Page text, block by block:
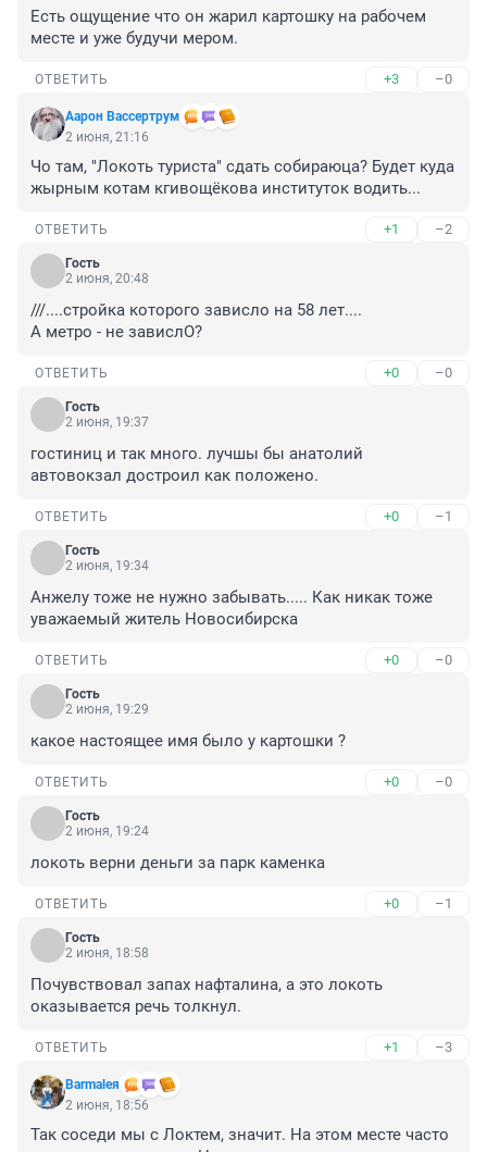
Есть ощущение что он жарил картошку на рабочем
месте и уже будучи мером.
ОТВЕТИТЬ +3 –0
Аарон Вассертрум
2 июня, 21:16
Чо там, "Локоть туриста" сдать собираюца? Будет куда
жырным котам кгивощёкова институток водить...
ОТВЕТИТЬ +1 –2
Гость
2 июня, 20:48
///....стройка которого зависло на 58 лет....
А метро - не завислО?
ОТВЕТИТЬ +0 –0
Гость
2 июня, 19:37
гостиниц и так много. лучшы бы анатолий
автовокзал достроил как положено.
ОТВЕТИТЬ +0 –1
Гость
2 июня, 19:34
Анжелу тоже не нужно забывать..... Как никак тоже
уважаемый житель Новосибирска
ОТВЕТИТЬ +0 –0
Гость
2 июня, 19:29
какое настоящее имя было у картошки ?
ОТВЕТИТЬ +0 –0
Гость
2 июня, 19:24
локоть верни деньги за парк каменка
ОТВЕТИТЬ +0 –1
Гость
2 июня, 18:58
Почувствовал запах нафталина, а это локоть
оказывается речь толкнул.
ОТВЕТИТЬ +1 –3
Barmaleя
2 июня, 18:56
Так соседи мы с Локтем, значит. На этом месте часто